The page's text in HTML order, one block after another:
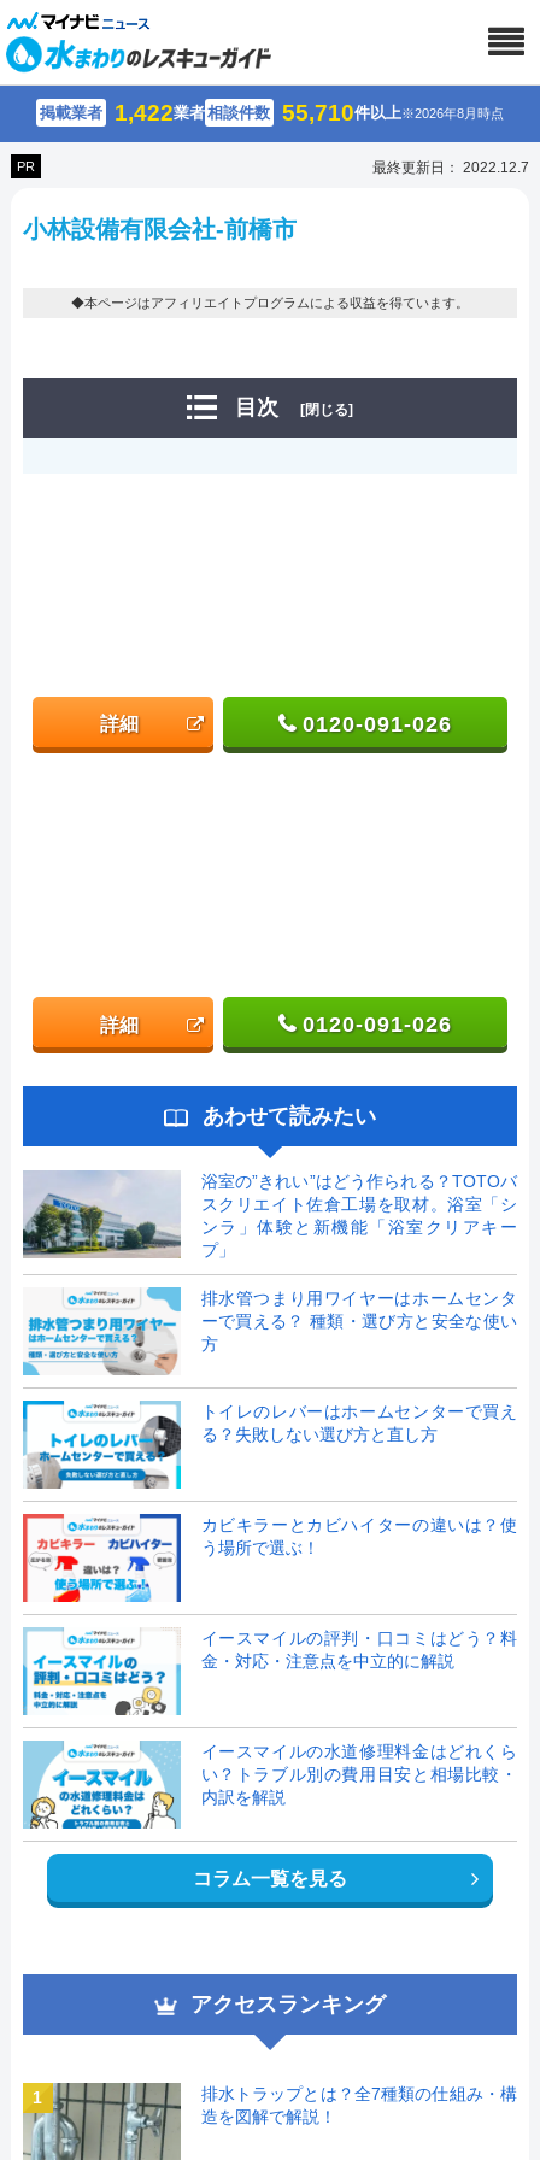
掲載業者 1,422業者相談件数 55,710件以上※2026年8月時点
PR 最終更新日： 2022.12.7
小林設備有限会社-前橋市
◆本ページはアフィリエイトプログラムによる収益を得ています。
目次 [閉じる]
詳細 0120-091-026
詳細 0120-091-026
あわせて読みたい
浴室の”きれい”はどう作られる？TOTOバ
スクリエイト佐倉工場を取材。浴室「シ
ンラ」体験と新機能「浴室クリアキー
プ」
排水管つまり用ワイヤーはホームセンタ
ーで買える？ 種類・選び方と安全な使い
方
トイレのレバーはホームセンターで買え
る？失敗しない選び方と直し方
カビキラーとカビハイターの違いは？使
う場所で選ぶ！
イースマイルの評判・口コミはどう？料
金・対応・注意点を中立的に解説
イースマイルの水道修理料金はどれくら
い？トラブル別の費用目安と相場比較・
内訳を解説
コラム一覧を見る
アクセスランキング
1
排水トラップとは？全7種類の仕組み・構
造を図解で解説！